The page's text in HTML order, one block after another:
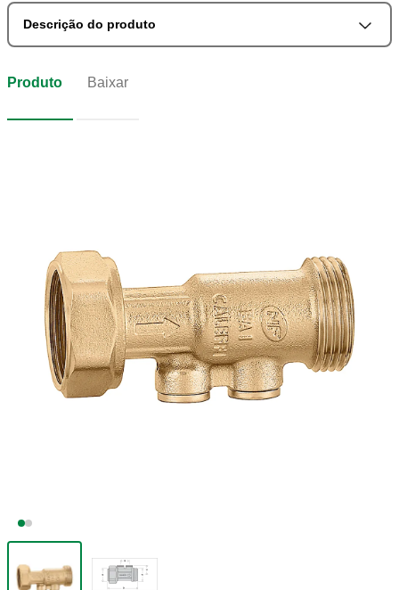
Descrição do produto
Produto Baixar